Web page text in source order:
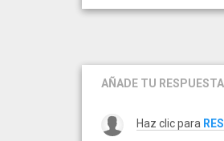
AÑADE TU RESPUESTA
Haz clic para